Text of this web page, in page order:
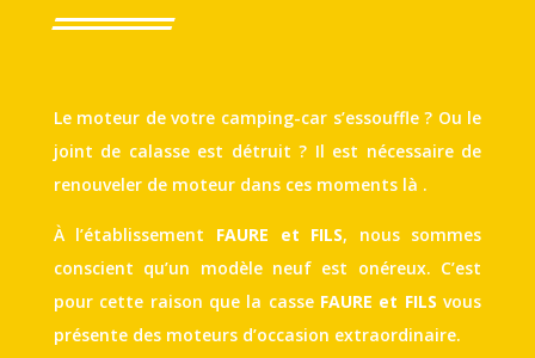
Le moteur de votre camping-car s’essouffle ? Ou le
joint de calasse est détruit ? Il est nécessaire de
renouveler de moteur dans ces moments là .
À l’établissement FAURE et FILS, nous sommes
conscient qu’un modèle neuf est onéreux. C’est
pour cette raison que la casse FAURE et FILSvous
présente des moteurs d’occasion extraordinaire.